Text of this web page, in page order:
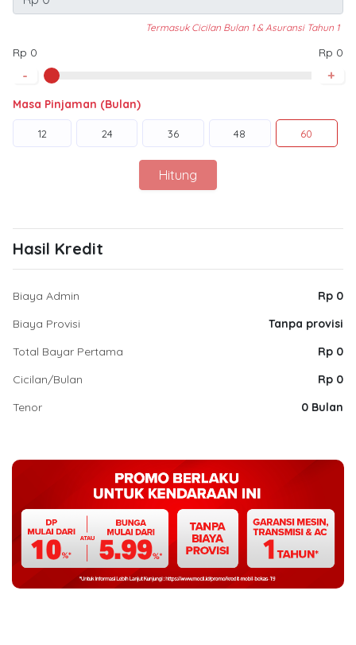
Termasuk Cicilan Bulan 1 & Asuransi Tahun 1
Rp 0 Rp 0
- +
Masa Pinjaman (Bulan)
12 24 36 48 60
Hitung
Hasil Kredit
Biaya Admin
Rp 0
Biaya Provisi
Tanpa provisi
Total Bayar Pertama
Rp 0
Cicilan/Bulan
Rp 0
Tenor
0 Bulan